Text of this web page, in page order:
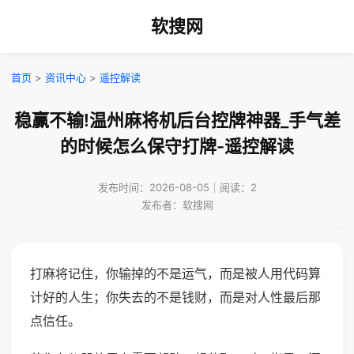
软搜网
首页 > 资讯中心 > 遥控解读
稳赢不输!温州麻将机后台控牌神器_手气差
的时候怎么保守打牌-遥控解读
发布时间：2026-08-05｜阅读：2
发布者：软搜网
打麻将记住，你输掉的不是运气，而是被人用代码算
计好的人生；你失去的不是钱财，而是对人性最后那
点信任。